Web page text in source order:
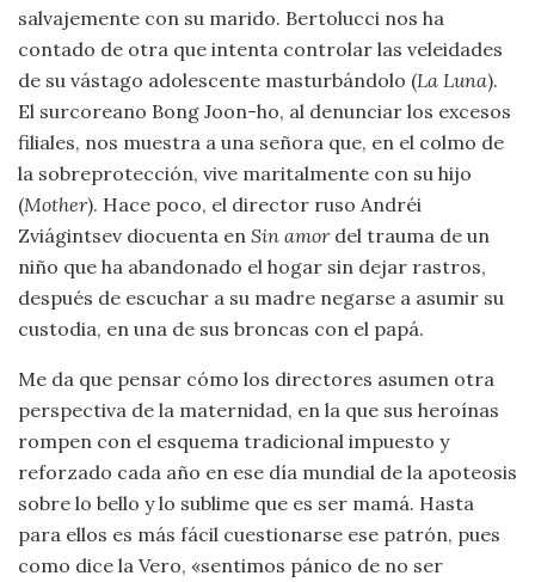
salvajemente con su marido. Bertolucci nos ha
contado de otra que intenta controlar las veleidades
de su vástago adolescente masturbándolo (La Luna).
El surcoreano Bong Joon-ho, al denunciar los excesos
filiales, nos muestra a una señora que, en el colmo de
la sobreprotección, vive maritalmente con su hijo
(Mother). Hace poco, el director ruso Andréi
Zviágintsev diocuenta en Sin amor del trauma de un
niño que ha abandonado el hogar sin dejar rastros,
después de escuchar a su madre negarse a asumir su
custodia, en una de sus broncas con el papá.
Me da que pensar cómo los directores asumen otra
perspectiva de la maternidad, en la que sus heroínas
rompen con el esquema tradicional impuesto y
reforzado cada año en ese día mundial de la apoteosis
sobre lo bello y lo sublime que es ser mamá. Hasta
para ellos es más fácil cuestionarse ese patrón, pues
como dice la Vero, «sentimos pánico de no ser